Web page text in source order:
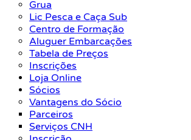
Grua
Lic Pesca e Caça Sub
Centro de Formação
Aluguer Embarcações
Tabela de Preços
Inscrições
Loja Online
Sócios
Vantagens do Sócio
Parceiros
Serviços CNH